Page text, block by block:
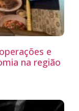
e
na região